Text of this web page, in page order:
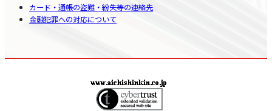
カード・通帳の盗難・紛失等の連絡先
金融犯罪への対応について